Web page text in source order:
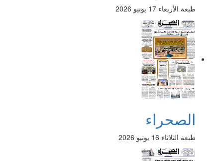
طبعة الأربعاء 17 يونيو 2026
الصحراء
طبعة الثلاثاء 16 يونيو 2026